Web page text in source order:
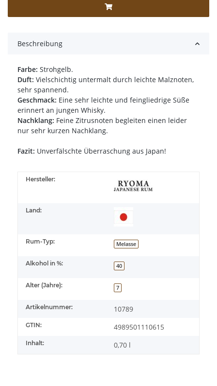
Beschreibung
Farbe: Strohgelb.
Duft: Vielschichtig untermalt durch leichte Malznoten,
sehr spannend.
Geschmack: Eine sehr leichte und feingliedrige Süße
erinnert an jungen Whisky.
Nachklang: Feine Zitrusnoten begleiten einen leider
nur sehr kurzen Nachklang.
Fazit: Unverfälschte Überraschung aus Japan!
Hersteller:
Land:
Rum-Typ: Melasse
Alkohol in %: 40
Alter (Jahre): 7
Artikelnummer: 10789
GTIN: 4989501110615
Inhalt: 0,70 l